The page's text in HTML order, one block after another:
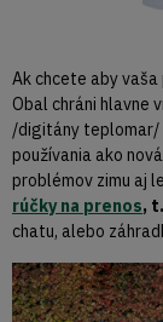
Ak chcete aby
Obal chráni hlavne
/digitány teplomar/
používania ako
problémov zimu aj
rúčky na prenos,
chatu, alebo